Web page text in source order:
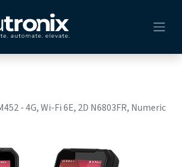
- 4G, Wi-Fi 6E, 2D N6803FR, Numeric